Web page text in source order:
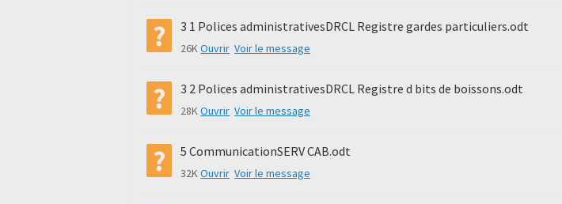
3 1 Polices administrativesDRCL Registre gardes particuliers.odt
26KOuvrir Voir le message
3 2 Polices administrativesDRCL Registre d bits de boissons.odt
28KOuvrir Voir le message
5 CommunicationSERV CAB.odt
32KOuvrir Voir le message